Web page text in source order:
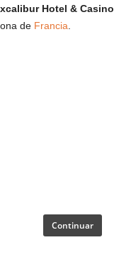
Hotel & Casino
de Francia
Continuar